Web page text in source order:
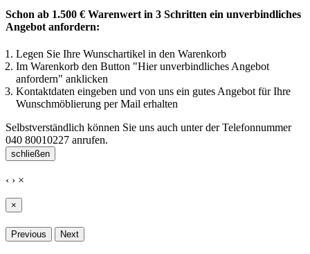
Schon ab 1.500 € Warenwert in 3 Schritten ein unverbindliches
Angebot anfordern:
Legen Sie Ihre Wunschartikel in den Warenkorb
Im Warenkorb den Button "Hier unverbindliches Angebot
anfordern" anklicken
Kontaktdaten eingeben und von uns ein gutes Angebot für Ihre
Wunschmöblierung per Mail erhalten
Selbstverständlich können Sie uns auch unter der Telefonnummer
040 80010227 anrufen.
schließen
‹ › ×
×
Previous Next